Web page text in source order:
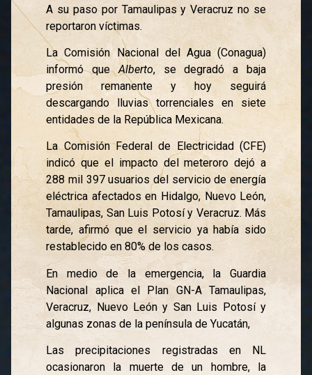
A su paso por Tamaulipas y Veracruz no se
reportaron víctimas.
La Comisión Nacional del Agua (Conagua)
informó queAlberto, se degradó a baja
presión remanente y hoy seguirá
descargando lluvias torrenciales en siete
entidades de la República Mexicana.
La Comisión Federal de Electricidad (CFE)
indicó que el impacto del meteroro dejó a
288 mil 397 usuarios del servicio de energía
eléctrica afectados en Hidalgo, Nuevo León,
Tamaulipas, San Luis Potosí y Veracruz. Más
tarde, afirmó que el servicio ya había sido
restablecido en 80% de los casos.
En medio de la emergencia, la Guardia
Nacional aplica el Plan GN-A Tamaulipas,
Veracruz, Nuevo León y San Luis Potosí y
algunas zonas de la península de Yucatán,
Las precipitaciones registradas en NL
ocasionaron la muerte de un hombre, la